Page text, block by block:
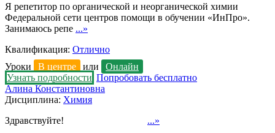
Я репетитор по органической и неорганической химии
Федеральной сети центров помощи в обучении «ИнПро».
Занимаюсь репе ...»
Квалификация: Отлично
Уроки
В центре или
Онлайн
Узнать подробности Попробовать бесплатно
Алина Константиновна
Дисциплина: Химия
Здравствуйте! ...»